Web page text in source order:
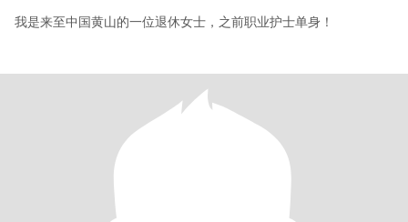
我是来至中国黄山的一位退休女士，之前职业护士单身！